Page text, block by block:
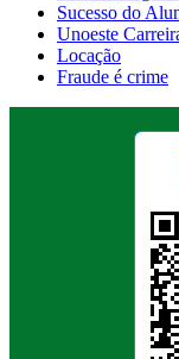
Sucesso do
Unoeste
Locação
Fraude é crime